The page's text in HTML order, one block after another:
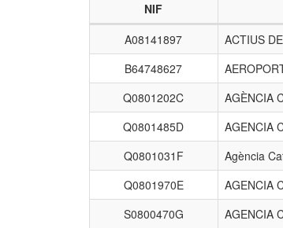
entidades
receptoras.
NIF
A08141897
ACTIUS
B64748627
Q0801202C
AGÈNCIA
Q0801485D
AGENCIA
Q0801031F
Agència
Q0801970E
AGENCIA
S0800470G
AGENCIA